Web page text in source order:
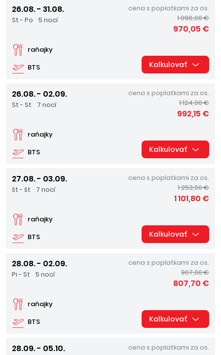
26.08. - 31.08.
St - Po 5 nocí
BTS
raňajky
cena s poplatkami za os.
1 098,00 €
970,05 €
Kalkulovať
26.08. - 02.09.
St - St 7 nocí
BTS
raňajky
cena s poplatkami za os.
1 124,00 €
992,15 €
Kalkulovať
27.08. - 03.09.
št - št 7 nocí
BTS
raňajky
cena s poplatkami za os.
1 253,00 €
1 101,80 €
Kalkulovať
28.08. - 02.09.
Pi - St 5 nocí
BTS
raňajky
cena s poplatkami za os.
907,00 €
807,70 €
Kalkulovať
28.09. - 05.10.
cena s poplatkami za os.